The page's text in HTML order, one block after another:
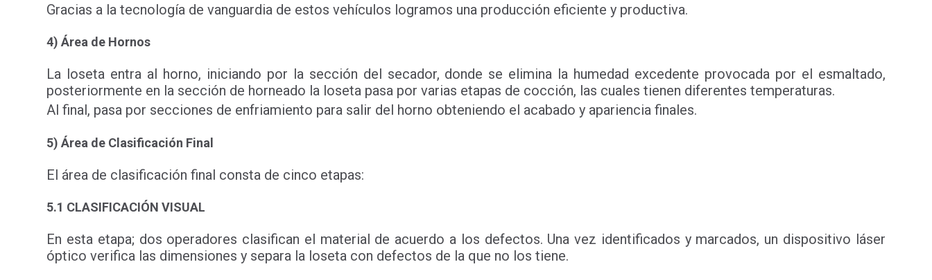
Gracias a la tecnología de vanguardia de estos vehículos logramos una producción eficiente y productiva.
4) Área de Hornos
La loseta entra al horno, iniciando por la sección del secador, donde se elimina la humedad excedente provocada por el esmaltado,
posteriormente en la sección de horneado la loseta pasa por varias etapas de cocción, las cuales tienen diferentes temperaturas.
Al final, pasa por secciones de enfriamiento para salir del horno obteniendo el acabado y apariencia finales.
5) Área de Clasificación Final
El área de clasificación final consta de cinco etapas:
5.1 CLASIFICACIÓN VISUAL
En esta etapa; dos operadores clasifican el material de acuerdo a los defectos. Una vez identificados y marcados, un dispositivo láser
óptico verifica las dimensiones y separa la loseta con defectos de la que no los tiene.